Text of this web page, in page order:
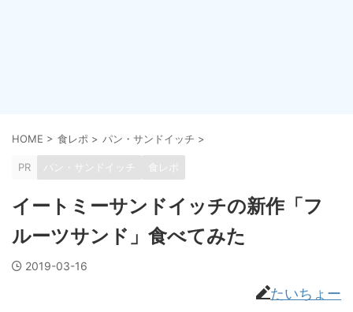
HOME > 食レポ > パン・サンドイッチ >
PR パン・サンドイッチ 食レポ
イートミーサンドイッチの新作「フ
ルーツサンド」食べてみた
2019-03-16
たいちょー